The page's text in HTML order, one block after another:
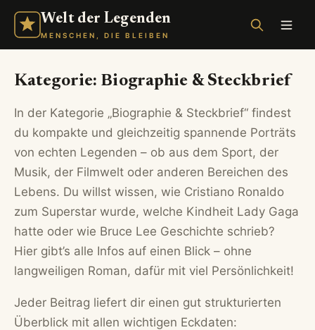
Welt der Legenden
MENSCHEN, DIE BLEIBEN
Kategorie: Biographie & Steckbrief
In der Kategorie „Biographie & Steckbrief“ findest
du kompakte und gleichzeitig spannende Porträts
von echten Legenden – ob aus dem Sport, der
Musik, der Filmwelt oder anderen Bereichen des
Lebens. Du willst wissen, wie Cristiano Ronaldo
zum Superstar wurde, welche Kindheit Lady Gaga
hatte oder wie Bruce Lee Geschichte schrieb?
Hier gibt’s alle Infos auf einen Blick – ohne
langweiligen Roman, dafür mit viel Persönlichkeit!
Jeder Beitrag liefert dir einen gut strukturierten
Überblick mit allen wichtigen Eckdaten: